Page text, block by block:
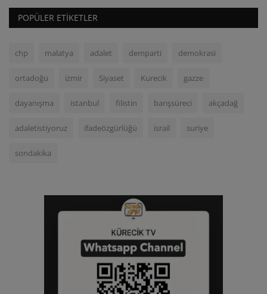
POPÜLER ETIKETLER
chp malatya adalet demparti demokrasi
ortadoğu izmir Siyaset Kurecik gazze
dayanışma istanbul filistin barışsüreci akçadağ
adaletistiyoruz ifadeözgürlüğü israil suriye
sondakika